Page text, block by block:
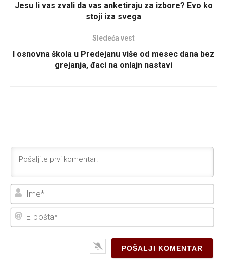
Jesu li vas zvali da vas anketiraju za izbore? Evo ko
stoji iza svega
Sledeća vest
I osnovna škola u Predejanu više od mesec dana bez
grejanja, đaci na onlajn nastavi
E-